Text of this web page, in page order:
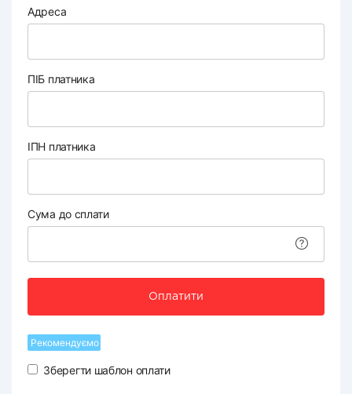
Адреса
ПІБ платника
ІПН платника
Сума до сплати
Оплатити
Рекомендуємо
Зберегти шаблон оплати